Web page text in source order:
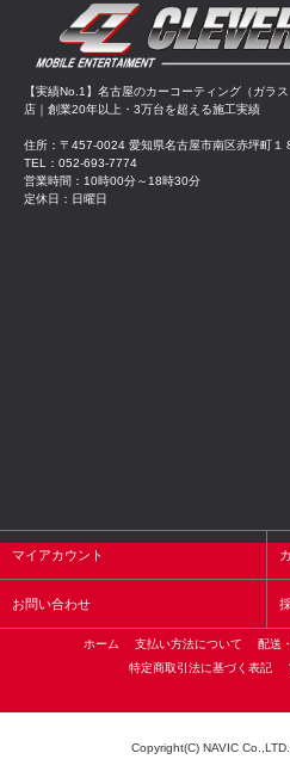
【実績No.1】名古屋のカーコーティング（ガラ
店｜創業20年以上・3万台を超える施工実績
住所：〒457-0024 愛知県名古屋市南区赤坪町１
TEL：052-693-7774
営業時間：10時00分～18時30分
定休日：日曜日
マイアカウント
お問い合わせ
ホーム 支払い方法について 配送
特定商取引法に基づく表記
Copyright(C) NAVIC